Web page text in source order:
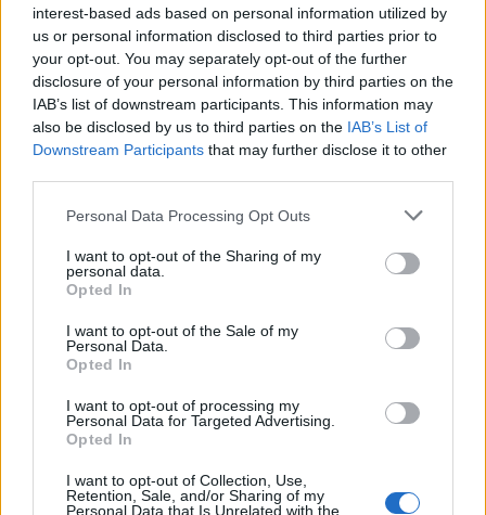
interest-based ads based on personal information utilized by
us or personal information disclosed to third parties prior to
your opt-out. You may separately opt-out of the further
disclosure of your personal information by third parties on the
IAB’s list of downstream participants. This information may
also be disclosed by us to third parties on the IAB’s List of
Downstream Participants that may further disclose it to other
Please note that this website/app uses one or more Google
not limited to your visit or usage behaviour. You may click to
grant or deny consent to Google and its third-party tags to
use your data for below specified purposes in below Google
consent section.
Personal Data Processing Opt Outs
I want to opt-out of the Sharing of my
personal data.
Opted In
I want to opt-out of the Sale of my
Personal Data.
Opted In
I want to opt-out of processing my
Personal Data for Targeted Advertising.
Opted In
I want to opt-out of Collection, Use,
Retention, Sale, and/or Sharing of my
Personal Data that Is Unrelated with the
All-time classic μπαρ